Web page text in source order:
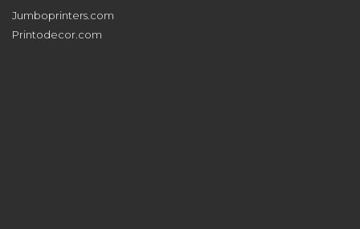
Jumboprinters.com
Printodecor.com